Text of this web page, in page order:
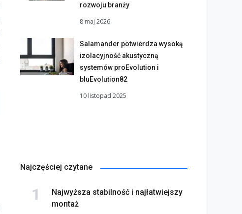
rozwoju branży
8 maj 2026
Salamander potwierdza wysoką
izolacyjność akustyczną
systemów proEvolution i
bluEvolution82
10 listopad 2025
Najczęściej czytane
Najwyższa stabilność i najłatwiejszy
montaż